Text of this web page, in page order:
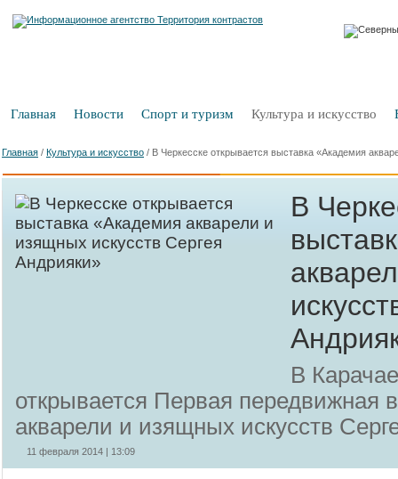
Главная Новости Спорт и туризм Культура и искусство
Главная / Культура и искусство / В Черкесске открывается выставка «Академия
В
В
открывается Первая передвижная
акварели и изящных искусств
11 февраля 2014 | 13:09